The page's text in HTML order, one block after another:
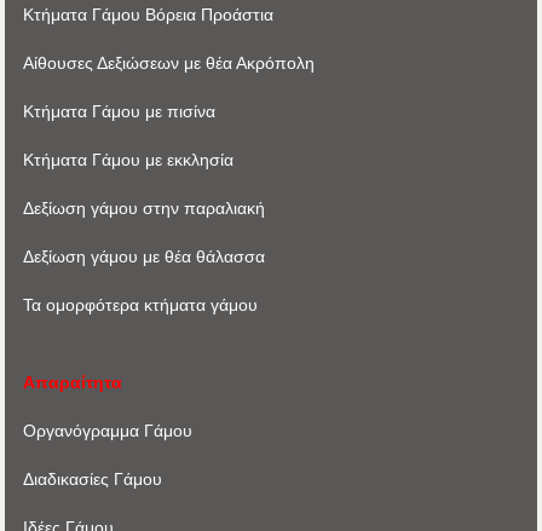
Κτήματα Γάμου Βόρεια Προάστια
Αίθουσες Δεξιώσεων με θέα Ακρόπoλη
Κτήματα Γάμου με πισίνα
Κτήματα Γάμου με εκκλησία
Δεξίωση γάμου στην παραλιακή
Δεξίωση γάμου με θέα θάλασσα
Τα ομορφότερα κτήματα γάμου
Απαραίτητα
Οργανόγραμμα Γάμου
Διαδικασίες Γάμου